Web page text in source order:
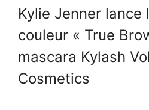
Kylie Jenner lance
couleur « True
mascara Kylash
Cosmetics